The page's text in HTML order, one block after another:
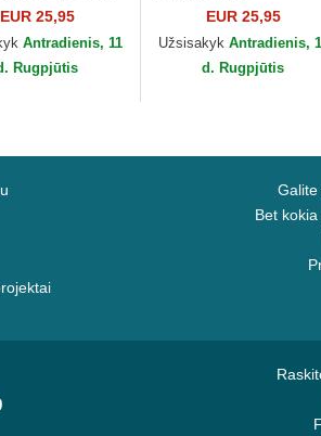
Essential New
MLB
EUR 25,95
Antradienis, 11
Rugpjūtis
9TWENTY League
Essential New York
Yankees MLB New Era
EUR 25,95
Užsisakyk Antradienis,
d. Rugpjūtis
Galite
Bet